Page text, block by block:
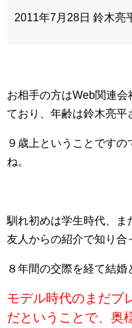
2011年7月28日 鈴木亮
お相手の方はWeb関連
ており、年齢は鈴木亮平
９歳上ということです
ね。
馴れ初めは学生時代、ま
友人からの紹介で知り合
８年間の交際を経て結婚
モデル時代のまだブ
だということで、奥